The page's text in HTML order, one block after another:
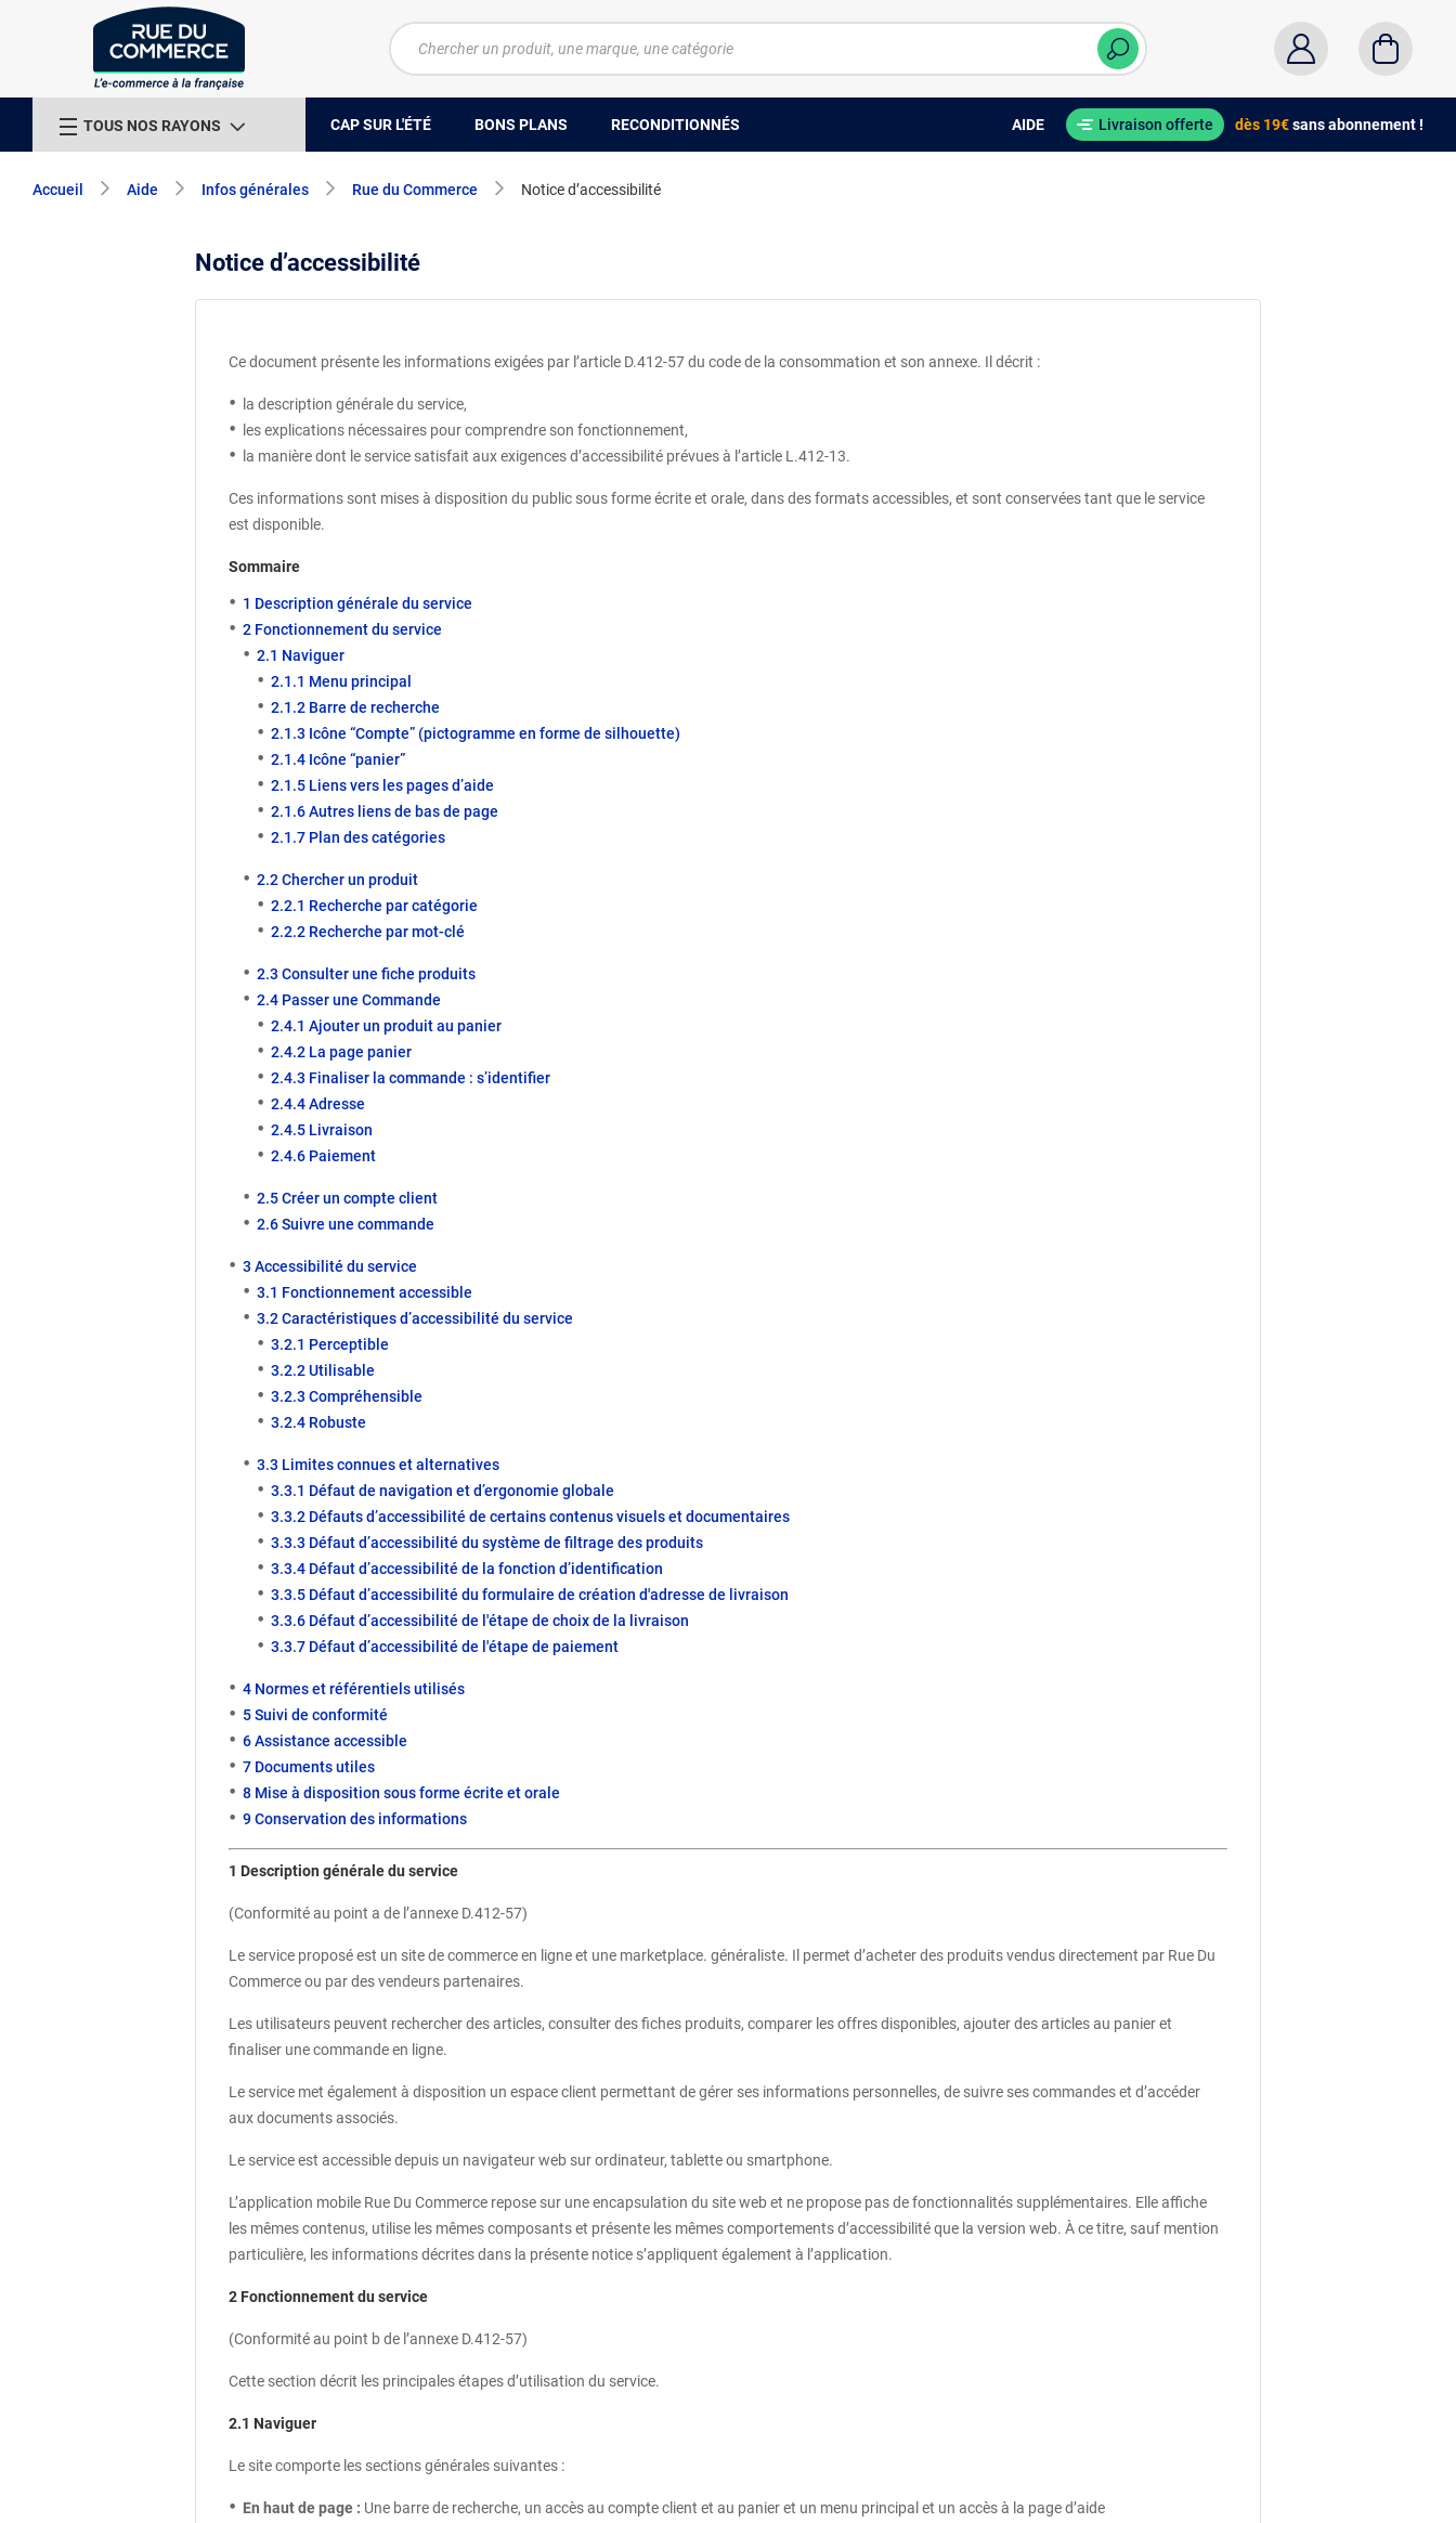
TOUS NOS RAYONS CAP SUR L'ÉTÉ BONS PLANS RECONDITIONNÉS AIDE Livraison offerte dès 19€sans abonnement !
Accueil Aide Infos générales Rue du Commerce Notice d’accessibilité
Notice d’accessibilité
Ce document présente les informations exigées par l’article D.412‑57 du code de la consommation et son annexe. Il décrit :
la description générale du service,
les explications nécessaires pour comprendre son fonctionnement,
la manière dont le service satisfait aux exigences d’accessibilité prévues à l’article L.412‑13.
Ces informations sont mises à disposition du public sous forme écrite et orale, dans des formats accessibles, et sont conservées tant que le service
est disponible.
Sommaire
1 Description générale du service
2 Fonctionnement du service
2.1 Naviguer
2.1.1 Menu principal
2.1.2 Barre de recherche
2.1.3 Icône “Compte” (pictogramme en forme de silhouette)
2.1.4 Icône “panier”
2.1.5 Liens vers les pages d’aide
2.1.6 Autres liens de bas de page
2.1.7 Plan des catégories
2.2 Chercher un produit
2.2.1 Recherche par catégorie
2.2.2 Recherche par mot‑clé
2.3 Consulter une fiche produits
2.4 Passer une Commande
2.4.1 Ajouter un produit au panier
2.4.2 La page panier
2.4.3 Finaliser la commande : s’identifier
2.4.4 Adresse
2.4.5 Livraison
2.4.6 Paiement
2.5 Créer un compte client
2.6 Suivre une commande
3 Accessibilité du service
3.1 Fonctionnement accessible
3.2 Caractéristiques d’accessibilité du service
3.2.1 Perceptible
3.2.2 Utilisable
3.2.3 Compréhensible
3.2.4 Robuste
3.3 Limites connues et alternatives
3.3.1 Défaut de navigation et d’ergonomie globale
3.3.2 Défauts d’accessibilité de certains contenus visuels et documentaires
3.3.3 Défaut d’accessibilité du système de filtrage des produits
3.3.4 Défaut d’accessibilité de la fonction d’identification
3.3.5 Défaut d’accessibilité du formulaire de création d'adresse de livraison
3.3.6 Défaut d’accessibilité de l'étape de choix de la livraison
3.3.7 Défaut d’accessibilité de l'étape de paiement
4 Normes et référentiels utilisés
5 Suivi de conformité
6 Assistance accessible
7 Documents utiles
8 Mise à disposition sous forme écrite et orale
9 Conservation des informations
1 Description générale du service
(Conformité au point a de l’annexe D.412‑57)
Le service proposé est un site de commerce en ligne et une marketplace. généraliste. Il permet d’acheter des produits vendus directement par Rue Du
Commerce ou par des vendeurs partenaires.
Les utilisateurs peuvent rechercher des articles, consulter des fiches produits, comparer les offres disponibles, ajouter des articles au panier et
finaliser une commande en ligne.
Le service met également à disposition un espace client permettant de gérer ses informations personnelles, de suivre ses commandes et d’accéder
aux documents associés.
Le service est accessible depuis un navigateur web sur ordinateur, tablette ou smartphone.
L’application mobile Rue Du Commerce repose sur une encapsulation du site web et ne propose pas de fonctionnalités supplémentaires. Elle affiche
les mêmes contenus, utilise les mêmes composants et présente les mêmes comportements d’accessibilité que la version web. À ce titre, sauf mention
particulière, les informations décrites dans la présente notice s’appliquent également à l’application.
2 Fonctionnement du service
(Conformité au point b de l’annexe D.412‑57)
Cette section décrit les principales étapes d’utilisation du service.
2.1 Naviguer
Le site comporte les sections générales suivantes :
En haut de page : Une barre de recherche, un accès au compte client et au panier et un menu principal et un accès à la page d’aide